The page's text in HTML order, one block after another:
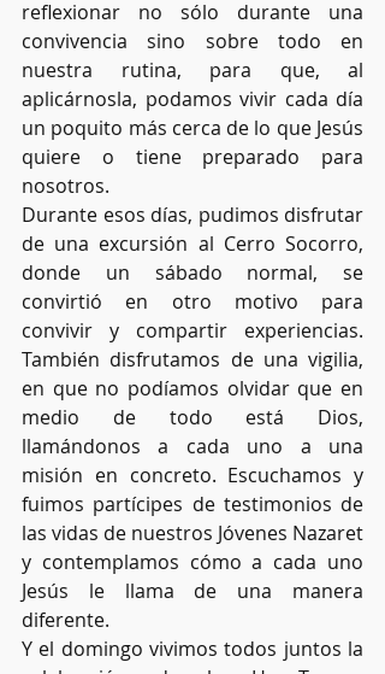
reflexionar no sólo durante una
convivencia sino sobre todo en
nuestra rutina, para que, al
aplicárnosla, podamos vivir cada día
un poquito más cerca de lo que Jesús
quiere o tiene preparado para
nosotros.
Durante esos días, pudimos disfrutar
de una excursión al Cerro Socorro,
donde un sábado normal, se
convirtió en otro motivo para
convivir y compartir experiencias.
También disfrutamos de una vigilia,
en que no podíamos olvidar que en
medio de todo está Dios,
llamándonos a cada uno a una
misión en concreto. Escuchamos y
fuimos partícipes de testimonios de
las vidas de nuestros Jóvenes Nazaret
y contemplamos cómo a cada uno
Jesús le llama de una manera
diferente.
Y el domingo vivimos todos juntos la